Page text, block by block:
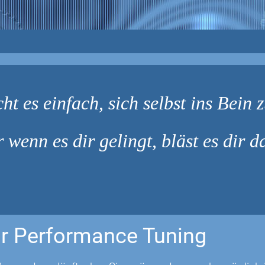
es einfach, sich selbst ins Bein
wenn es dir gelingt, bläst es dir
Performance Tuning